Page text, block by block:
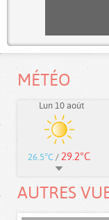
MÉTÉO
Lun 10 août
26.5°C / 29.2°C
AUTRES